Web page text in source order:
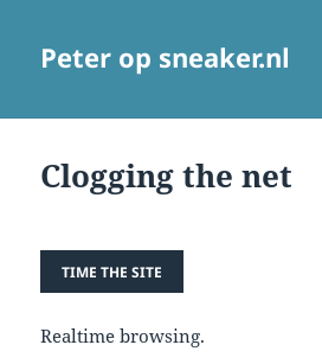
Peter op sneaker.nl
Clogging the net
Realtime browsing.